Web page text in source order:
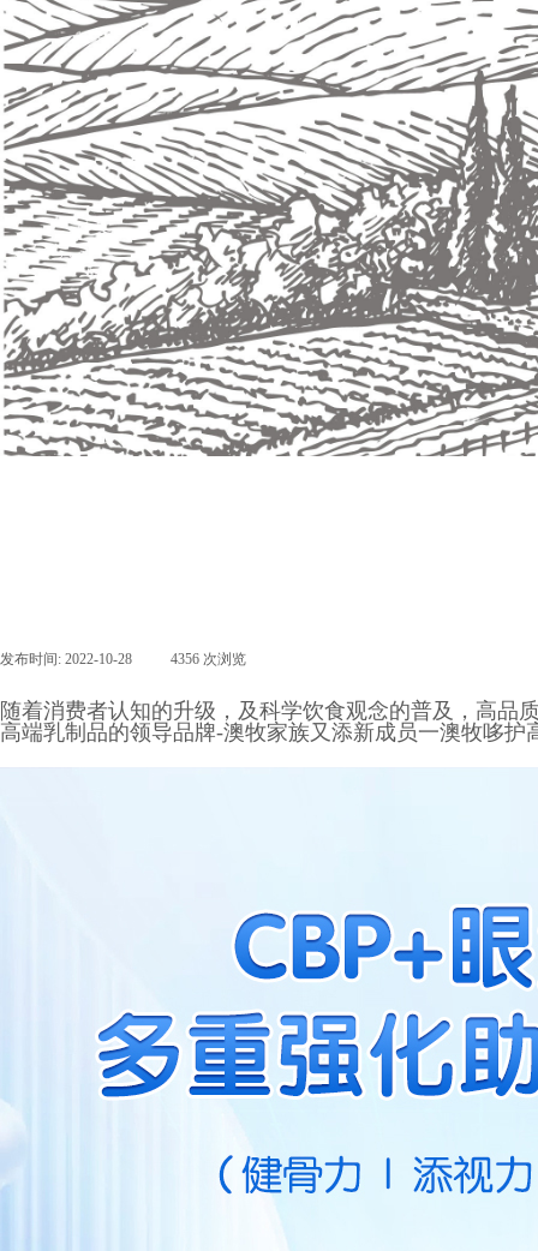
发布时间: 2022-10-28 4356 次浏览
随着消费者认知的升级，及科学饮食观念的普及，高品
高端乳制品的领导品牌-澳牧家族又添新成员一澳牧哆